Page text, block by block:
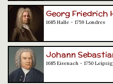
Georg Friedrich
1685 Halle - 1759 Londres
Johann
1685 Eisenach - 1750 Leipzig